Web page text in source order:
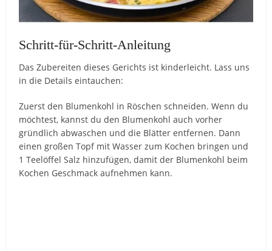
Schritt-für-Schritt-Anleitung
Das Zubereiten dieses Gerichts ist kinderleicht. Lass uns
in die Details eintauchen:
Zuerst den Blumenkohl in Röschen schneiden. Wenn du
möchtest, kannst du den Blumenkohl auch vorher
gründlich abwaschen und die Blätter entfernen. Dann
einen großen Topf mit Wasser zum Kochen bringen und
1 Teelöffel Salz hinzufügen, damit der Blumenkohl beim
Kochen Geschmack aufnehmen kann.